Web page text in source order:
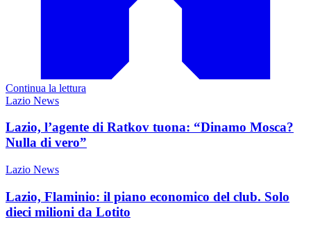
Continua la lettura
Lazio News
Lazio, l’agente di Ratkov tuona: “Dinamo Mosca?
Nulla di vero”
Lazio News
Lazio, Flaminio: il piano economico del club. Solo
dieci milioni da Lotito